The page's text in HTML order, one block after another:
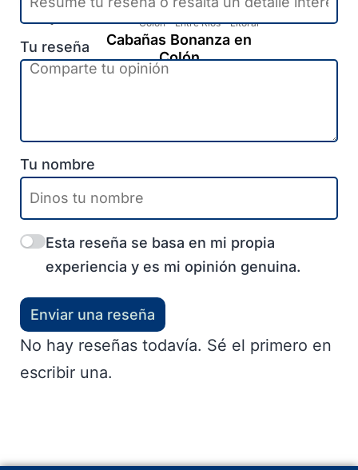
Colón-Entre Ríos-Litoral
Cabañas Bonanza en
Colón
Tu reseña
Tu nombre
Esta reseña se basa en mi propia
experiencia y es mi opinión genuina.
Enviar una reseña
No hay reseñas todavía. Sé el primero en
escribir una.